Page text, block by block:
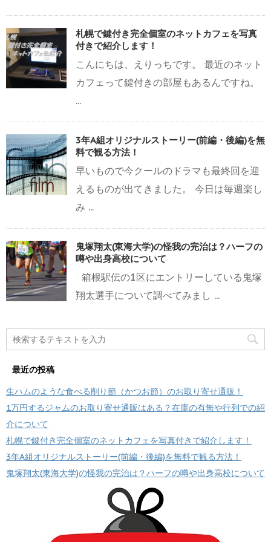
札幌で鍵付き完全個室のネットカフェを写真
付きで紹介します！
こんにちは、えりっちです。 最近のネット
カフェって鍵付きの部屋もあるんですね。
...
3年A組オリジナルストーリー(前編・後編)を無
料で観る方法！
早いもので今クールのドラマも最終回を迎
えるものが出てきました。 今日は毎週楽し
み ...
鬼塚翔太(東海大学)の怪我の完治は？ハーフの
噂や出身高校について
箱根駅伝の1区にエントリーしている鬼塚
翔太選手について調べてみまし ...
最近の投稿
生ハムのような食べる削り節（かつお節）のお取り寄せ通販！
1万円するジャムのお取り寄せ通販はある？在庫の有無や行列での紹
介について
札幌で鍵付き完全個室のネットカフェを写真付きで紹介します！
3年A組オリジナルストーリー(前編・後編)を無料で観る方法！
鬼塚翔太(東海大学)の怪我の完治は？ハーフの噂や出身高校について